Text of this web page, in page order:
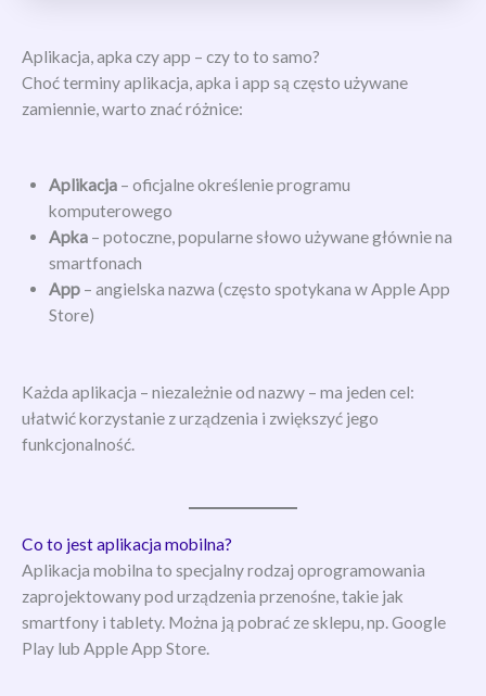
Aplikacja, apka czy app – czy to to samo?
Choć terminy aplikacja, apka i app są często używane
zamiennie, warto znać różnice:
Aplikacja – oficjalne określenie programu
komputerowego
Apka – potoczne, popularne słowo używane głównie na
smartfonach
App – angielska nazwa (często spotykana w Apple App
Store)
Każda aplikacja – niezależnie od nazwy – ma jeden cel:
ułatwić korzystanie z urządzenia i zwiększyć jego
funkcjonalność.
Co to jest aplikacja mobilna?
Aplikacja mobilna to specjalny rodzaj oprogramowania
zaprojektowany pod urządzenia przenośne, takie jak
smartfony i tablety. Można ją pobrać ze sklepu, np. Google
Play lub Apple App Store.